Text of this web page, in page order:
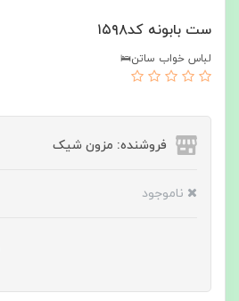
ست بابونه کد۱۵۹۸
لباس خواب ساتن🛌
فروشنده: مزون شیک
ناموجود